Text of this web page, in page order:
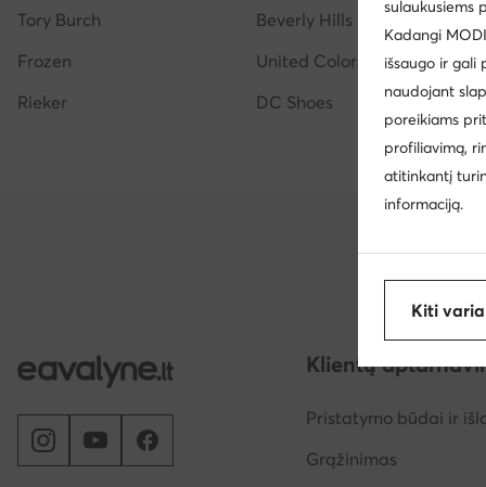
Tory Burch
Beverly Hills Polo Club
Frozen
United Colors Of Benetton
Rieker
DC Shoes
Klientų
Pristatymo būdai ir
Grąžinimas
sulaukusiems
Kadangi
išsaugo ir gali
naudojant
poreikiams
profiliavimą,
atitinkantį
informaciją.
Kiti